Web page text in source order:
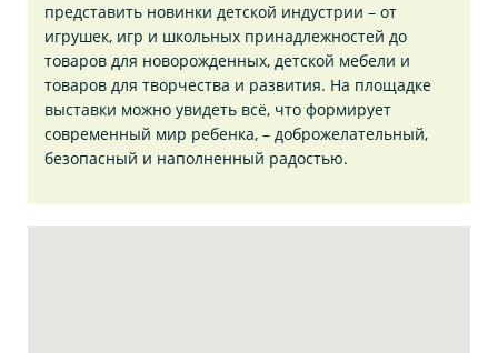
представить новинки детской индустрии – от
игрушек, игр и школьных принадлежностей до
товаров для новорожденных, детской мебели и
товаров для творчества и развития. На площадке
выставки можно увидеть всё, что формирует
современный мир ребенка, – доброжелательный,
безопасный и наполненный радостью.